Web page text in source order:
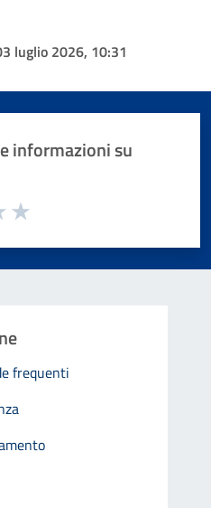
luglio 2026, 10:31
informazioni su
frequenti